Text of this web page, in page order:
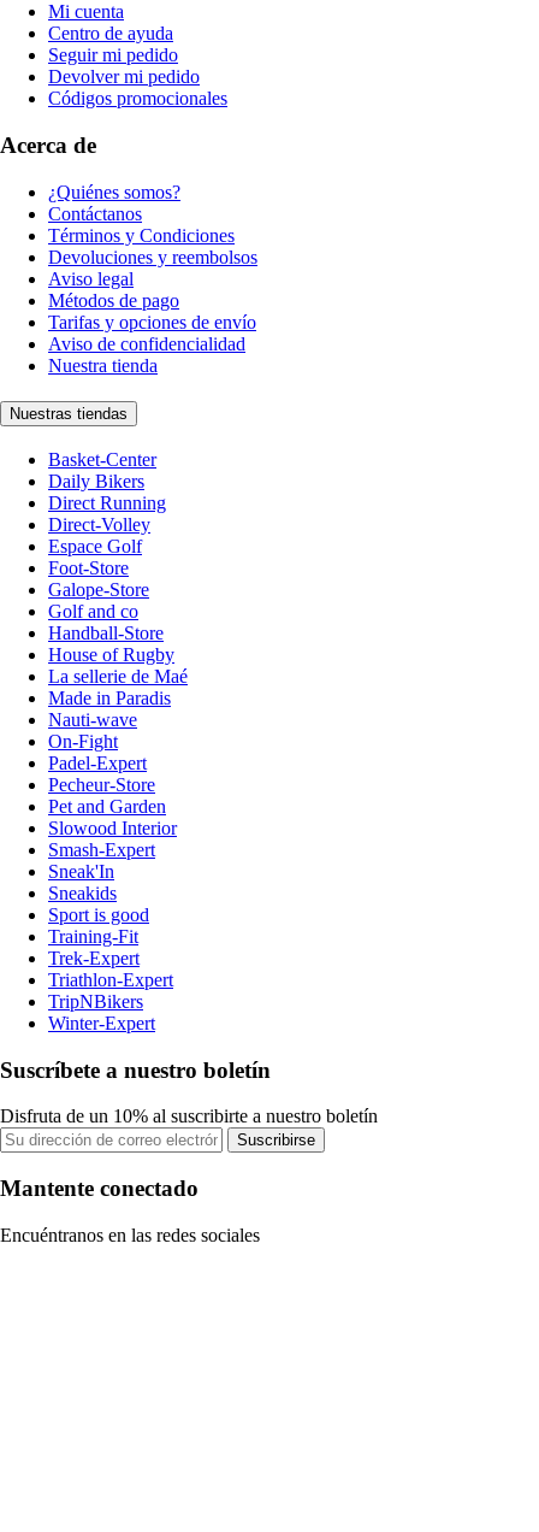
Mi cuenta
Centro de ayuda
Seguir mi pedido
Devolver mi pedido
Códigos promocionales
Acerca de
¿Quiénes somos?
Contáctanos
Términos y Condiciones
Devoluciones y reembolsos
Aviso legal
Métodos de pago
Tarifas y opciones de envío
Aviso de confidencialidad
Nuestra tienda
Nuestras tiendas
Basket-Center
Daily Bikers
Direct Running
Direct-Volley
Espace Golf
Foot-Store
Galope-Store
Golf and co
Handball-Store
House of Rugby
La sellerie de Maé
Made in Paradis
Nauti-wave
On-Fight
Padel-Expert
Pecheur-Store
Pet and Garden
Slowood Interior
Smash-Expert
Sneak'In
Sneakids
Sport is good
Training-Fit
Trek-Expert
Triathlon-Expert
TripNBikers
Winter-Expert
Suscríbete a nuestro boletín
Disfruta de un 10% al suscribirte a nuestro boletín
Suscribirse
Mantente conectado
Encuéntranos en las redes sociales